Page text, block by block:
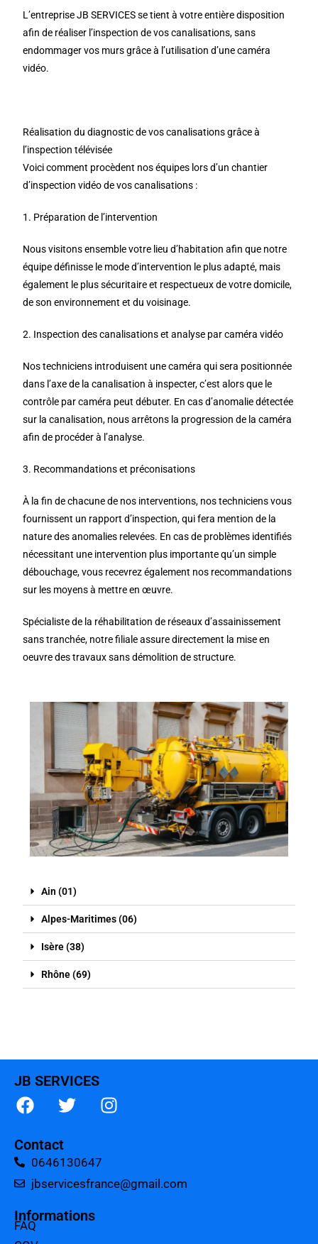
L’entreprise JB SERVICES se tient à votre entière disposition
afin de réaliser l’inspection de vos canalisations, sans
endommager vos murs grâce à l’utilisation d’une caméra
vidéo.
Réalisation du diagnostic de vos canalisations grâce à
l’inspection télévisée
Voici comment procèdent nos équipes lors d’un chantier
d’inspection vidéo de vos canalisations :
1. Préparation de l’intervention
Nous visitons ensemble votre lieu d’habitation afin que notre
équipe définisse le mode d’intervention le plus adapté, mais
également le plus sécuritaire et respectueux de votre domicile,
de son environnement et du voisinage.
2. Inspection des canalisations et analyse par caméra vidéo
Nos techniciens introduisent une caméra qui sera positionnée
dans l’axe de la canalisation à inspecter, c’est alors que le
contrôle par caméra peut débuter. En cas d’anomalie détectée
sur la canalisation, nous arrêtons la progression de la caméra
afin de procéder à l’analyse.
3. Recommandations et préconisations
À la fin de chacune de nos interventions, nos techniciens vous
fournissent un rapport d’inspection, qui fera mention de la
nature des anomalies relevées. En cas de problèmes identifiés
nécessitant une intervention plus importante qu’un simple
débouchage, vous recevrez également nos recommandations
sur les moyens à mettre en œuvre.
Spécialiste de la réhabilitation de réseaux d’assainissement
sans tranchée, notre filiale assure directement la mise en
oeuvre des travaux sans démolition de structure.
Ain (01)
Alpes-Maritimes (06)
Isère (38)
Rhône (69)
JB SERVICES
Contact
0646130647
jbservicesfrance@gmail.com
Informations
FAQ